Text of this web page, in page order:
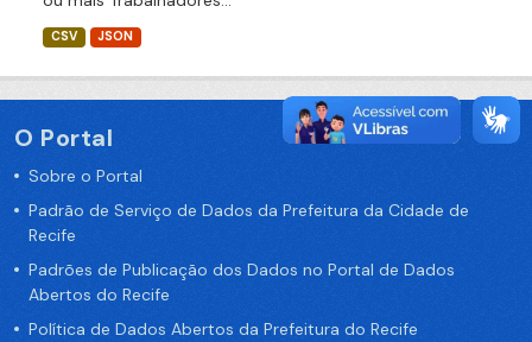
CSV JSON
O Portal
Sobre o Portal
Padrão de Serviço de Dados da Prefeitura da Cidade de
Recife
Padrões de Publicação dos Dados no Portal de Dados
Abertos do Recife
Política de Dados Abertos da Prefeitura do Recife